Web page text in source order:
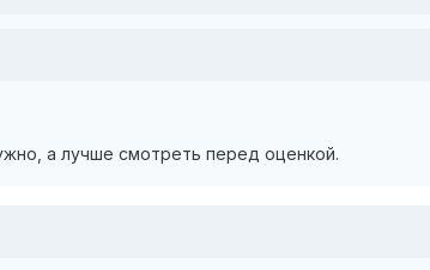
а лучше смотреть перед оценкой.